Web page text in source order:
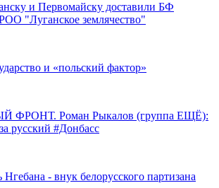
и Первомайску доставили БФ
"Луганское землячество"
и «польский фактор»
ФРОНТ. Роман Рыкалов (группа ЕЩЁ):
русский #Донбасс
- внук белорусского партизана